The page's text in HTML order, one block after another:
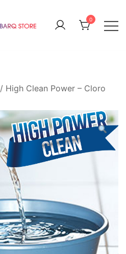
0
/ High Clean Power – Cloro